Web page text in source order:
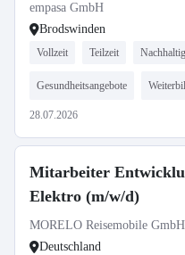
empasa GmbH
Brodswinden
Vollzeit Teilzeit
Gesundheitsangebote
28.07.2026
Mitarbeiter
Elektro (m/w/d)
MORELO Reisemobile GmbH
Deutschland